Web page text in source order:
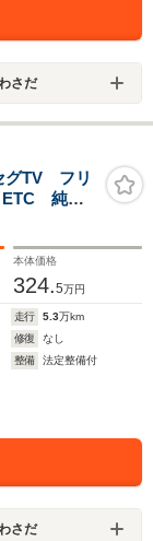
さだ
グTV フリ
ETC 純正
本体価格
324.5万円
走行 5.3万km
修復
なし
整備
法定整備付
さだ